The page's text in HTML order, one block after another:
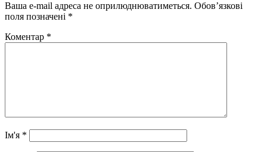
Ваша e-mail адреса не оприлюднюватиметься. Обов’язкові
поля позначені *
Коментар *
Ім'я *